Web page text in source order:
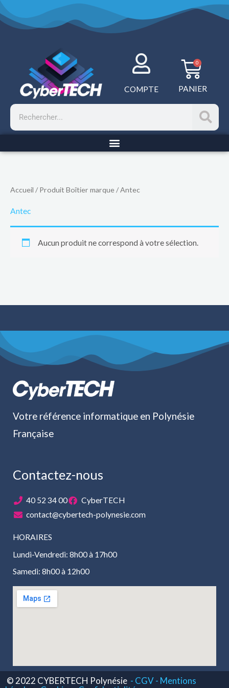
Aller
au
COMPTE
0
PANIER
Rechercher
Accueil / Produit Boîtier marque / Antec
Antec
Aucun produit ne correspond à votre sélection.
Votre référence informatique en Polynésie
Française
Contactez-nous
40 52 34 00
CyberTECH
contact@cybertech-polynesie.com
HORAIRES
Lundi-Vendredi: 8h00 à 17h00
Samedi: 8h00 à 12h00
© 2022 CYBERTECH Polynésie - CGV - Mentions